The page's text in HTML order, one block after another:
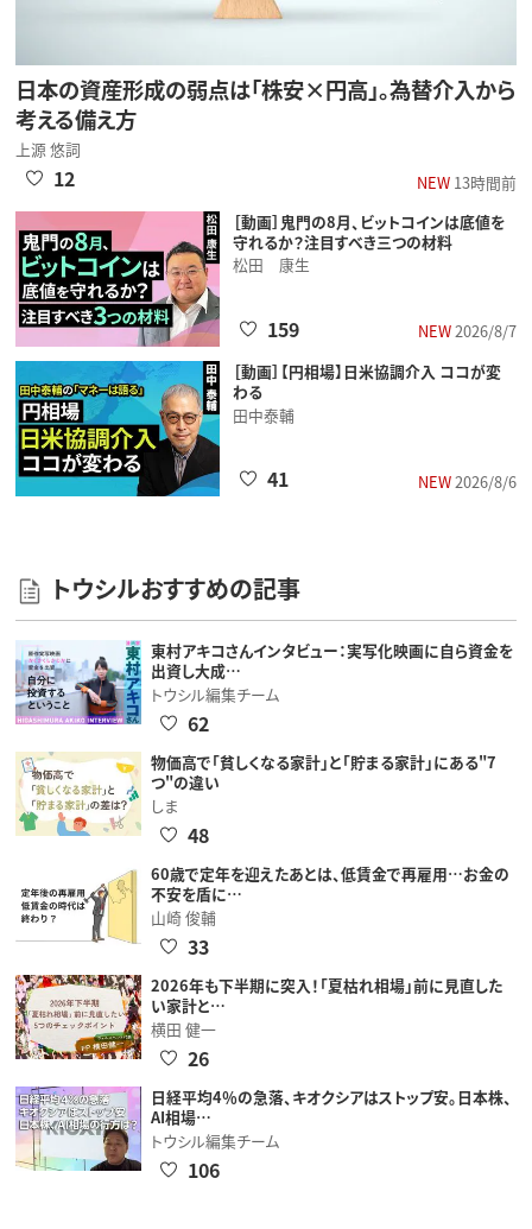
日本の資産形成の弱点は「株安×円高」。為替介入から
考える備え方
上源 悠詞
NEW13時間前
12
［動画］鬼門の8月、ビットコインは底値を
守れるか？注目すべき三つの材料
松田 康生
NEW2026/8/7
159
［動画］【円相場】日米協調介入 ココが変
わる
田中泰輔
NEW2026/8/6
41
トウシルおすすめの記事
東村アキコさんインタビュー：実写化映画に自ら資金を
出資し大成…
トウシル編集チーム
62
物価高で「貧しくなる家計」と「貯まる家計」にある"7
つ"の違い
しま
48
60歳で定年を迎えたあとは、低賃金で再雇用…お金の
不安を盾に…
山崎 俊輔
33
2026年も下半期に突入！「夏枯れ相場」前に見直した
い家計と…
横田 健一
26
日経平均4％の急落、キオクシアはストップ安。日本株、
AI相場…
トウシル編集チーム
106